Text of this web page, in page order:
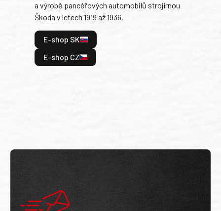
a výrobě pancéřových automobilů strojírnou
Škoda v letech 1919 až 1936.
E-shop SK
E-shop CZ